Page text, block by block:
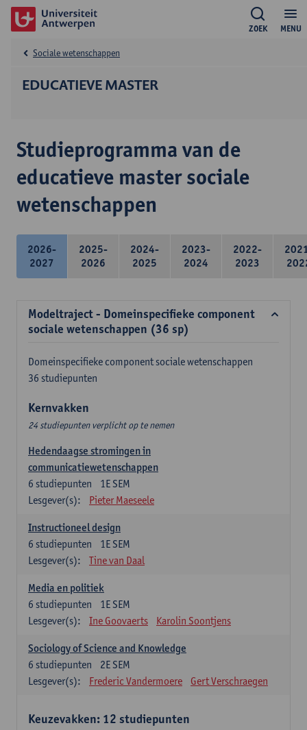
MENU
ZOEK
EDUCATIEVE MASTER
Sociale wetenschappen
Studieprogramma van de
educatieve master sociale
wetenschappen
2026-
2027
2025-
2026
2024-
2025
2023-
2024
2022-
2023
Modeltraject - Domeinspecifieke component
sociale wetenschappen (36 sp)
Domeinspecifieke component sociale wetenschappen
36 studiepunten
Kernvakken
24 studiepunten verplicht op te nemen
Hedendaagse stromingen in
communicatiewetenschappen
1E SEM
6 studiepunten
Lesgever(s):
Pieter Maeseele
Instructioneel design
1E SEM
6 studiepunten
Lesgever(s):
Tine van Daal
Media en politiek
1E SEM
6 studiepunten
Lesgever(s):
Ine Goovaerts Karolin Soontjens
Sociology of Science and Knowledge
2E SEM
6 studiepunten
Lesgever(s):
Frederic Vandermoere Gert Verschraegen
Keuzevakken: 12 studiepunten